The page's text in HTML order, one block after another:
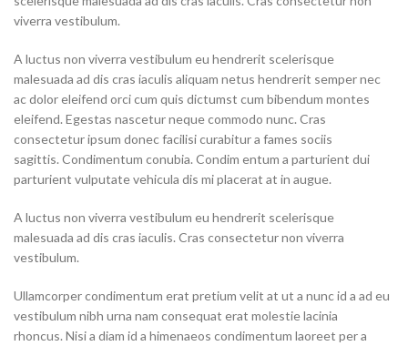
viverra vestibulum.
A luctus non viverra vestibulum eu hendrerit scelerisque
malesuada ad dis cras iaculis aliquam netus hendrerit semper nec
ac dolor eleifend orci cum quis dictumst cum bibendum montes
eleifend. Egestas nascetur neque commodo nunc. Cras
consectetur ipsum donec facilisi curabitur a fames sociis
sagittis. Condimentum conubia. Condim entum a parturient dui
parturient vulputate vehicula dis mi placerat at in augue.
A luctus non viverra vestibulum eu hendrerit scelerisque
malesuada ad dis cras iaculis. Cras consectetur non viverra
vestibulum.
Ullamcorper condimentum erat pretium velit at ut a nunc id a ad eu
vestibulum nibh urna nam consequat erat molestie lacinia
rhoncus. Nisi a diam id a himenaeos condimentum laoreet per a